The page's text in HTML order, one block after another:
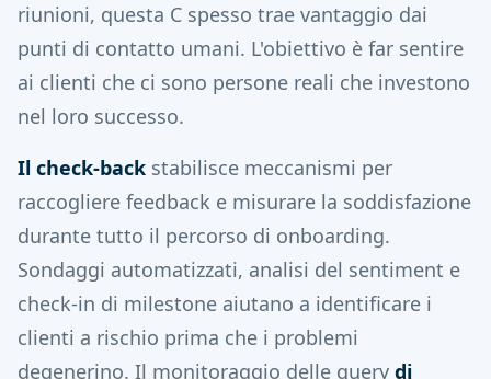
riunioni, questa C spesso trae vantaggio dai
punti di contatto umani. L'obiettivo è far sentire
ai clienti che ci sono persone reali che investono
nel loro successo.
Il check-back stabilisce meccanismi per
raccogliere feedback e misurare la soddisfazione
durante tutto il percorso di onboarding.
Sondaggi automatizzati, analisi del sentiment e
check-in di milestone aiutano a identificare i
clienti a rischio prima che i problemi
degenerino. Il monitoraggio delle query di